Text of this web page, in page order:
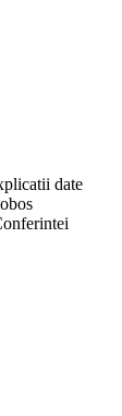
date